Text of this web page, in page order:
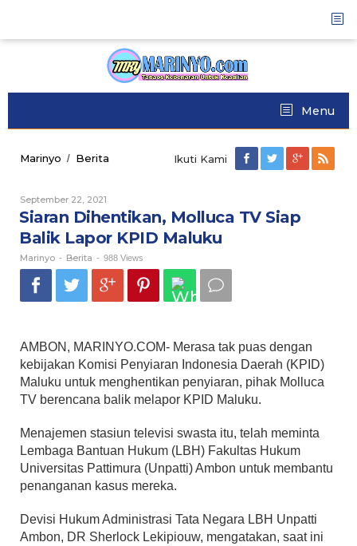
content
Menu
Marinyo / Berita
Siap
Balik
Lapor
KPID
Maluku
Ikuti Kami
September 22, 2021
Marinyo
Siaran Dihentikan, Molluca TV Siap
Balik Lapor KPID Maluku
Marinyo - Berita - 988 Views
AMBON, MARINYO.COM- Merasa tak puas dengan
kebijakan Komisi Penyiaran Indonesia Daerah (KPID)
Maluku untuk menghentikan penyiaran, pihak Molluca
TV berencana balik melapor KPID Maluku.
Menajemen stasiun televisi swasta itu, telah meminta
Lembaga Bantuan Hukum (LBH) Fakultas Hukum
Universitas Pattimura (Unpatti) Ambon untuk membantu
penanganan kasus mereka.
Devisi Hukum Administrasi Tata Negara LBH Unpatti
Ambon, DR Sherlock Lekipiouw, mengatakan, saat ini